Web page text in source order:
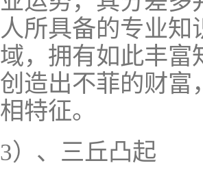
人所具备的专业知
域，拥有如此丰富
创造出不菲的财富
相特征。
3）、三丘凸起